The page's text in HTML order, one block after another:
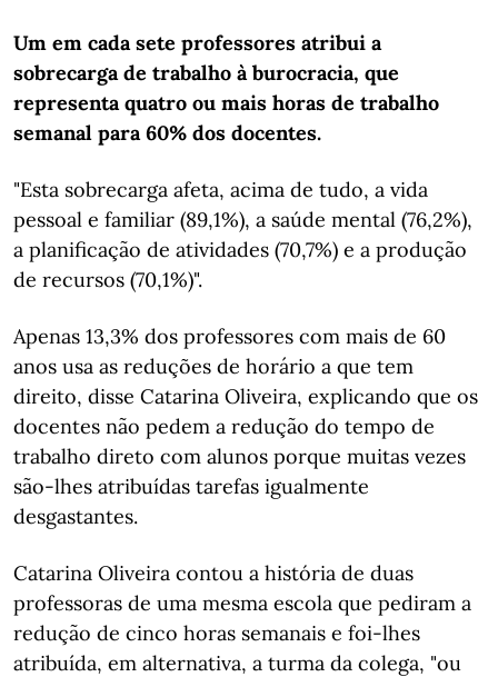
Um em cada sete professores atribui a
sobrecarga de trabalho à burocracia, que
representa quatro ou mais horas de trabalho
semanal para 60% dos docentes.
"Esta sobrecarga afeta, acima de tudo, a vida
pessoal e familiar (89,1%), a saúde mental (76,2%),
a planificação de atividades (70,7%) e a produção
de recursos (70,1%)".
Apenas 13,3% dos professores com mais de 60
anos usa as reduções de horário a que tem
direito, disse Catarina Oliveira, explicando que os
docentes não pedem a redução do tempo de
trabalho direto com alunos porque muitas vezes
são-lhes atribuídas tarefas igualmente
desgastantes.
Catarina Oliveira contou a história de duas
professoras de uma mesma escola que pediram a
redução de cinco horas semanais e foi-lhes
atribuída, em alternativa, a turma da colega, "ou